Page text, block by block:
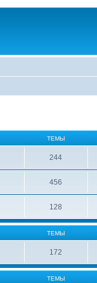
ТЕМЫ
244
456
128
ТЕМЫ
172
ТЕМЫ